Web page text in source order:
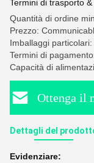
Termini di trasporto
Quantità di ordine
Prezzo:
Imballaggi particolari:
Termini di
Capacità di
Ottenga il
Dettagli del
Evidenziare: